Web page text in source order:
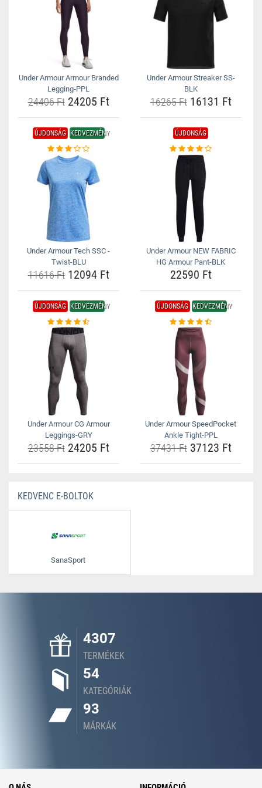
Under Armour Armour Branded
Legging-PPL
24406 Ft24205 Ft
Under Armour Streaker SS-
BLK
16265 Ft16131 Ft
ÚJDONSÁG KEDVEZMÉNY
Under Armour Tech SSC -
Twist-BLU
11616 Ft12094 Ft
ÚJDONSÁG
Under Armour NEW FABRIC
HG Armour Pant-BLK
22590 Ft
ÚJDONSÁG KEDVEZMÉNY
Under Armour CG Armour
Leggings-GRY
23558 Ft24205 Ft
ÚJDONSÁG KEDVEZMÉNY
Under Armour SpeedPocket
Ankle Tight-PPL
37431 Ft37123 Ft
KEDVENC E-BOLTOK
SanaSport
4307
TERMÉKEK
54
KATEGÓRIÁK
93
MÁRKÁK